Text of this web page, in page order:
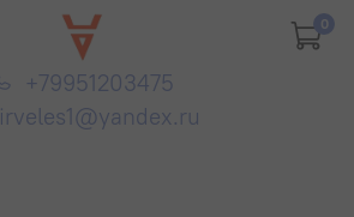
0
+79951203475
irveles1@yandex.ru